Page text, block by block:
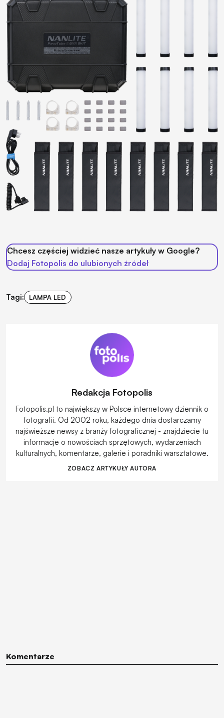
Chcesz częściej widzieć nasze artykuły w Google?
Dodaj Fotopolis do ulubionych źródeł
Tagi: LAMPA LED
Redakcja Fotopolis
Fotopolis.pl to największy w Polsce internetowy dziennik o
fotografii. Od 2002 roku, każdego dnia dostarczamy
najświeższe newsy z branży fotograficznej - znajdziecie tu
informacje o nowościach sprzętowych, wydarzeniach
kulturalnych, komentarze, galerie i poradniki warsztatowe.
ZOBACZ ARTYKUŁY AUTORA
Komentarze